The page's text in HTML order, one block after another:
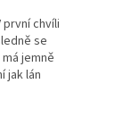
první chvíli
se
jemně
jak lán